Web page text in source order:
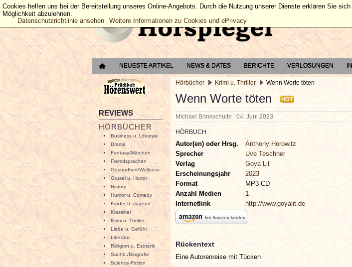
NEUESTE ARTIKEL NEWS & DATES BERICHTE VERLOSUNGEN
REVIEWS
HÖRBÜCHER
Business u. Lifestyle
Drama
Fantasy/Märchen
Fremdsprachen
Gesundheit/Wellness
Grusel u. Horror
History
Humor u. Comedy
Kinder u. Jugend
Klassiker
Krimi u. Thriller
Liebe u. Gefühl
Literatur
Religion u. Esoterik
Sachb./Biografie
Science-Fiction
Hörbücher Krimi u. Thriller Wenn Worte töten
Wenn Worte töten HOT
Michael Brinkschulte 04. Juni 2023
HÖRBUCH
Autor(en) oder Hrsg.
Anthony Horowitz
Sprecher
Uve Teschner
Verlag
Goya Lit
Erscheinungsjahr
2023
Format
MP3-CD
Anzahl Medien
1
Internetlink
http://www.goyalit.de
Rückentext
Eine Autorenreise mit Tücken
Cookies helfen uns bei der Bereitstellung unseres Online-Angebots. Durch die Nutzung unserer Dienste erklären Sie
Möglichkeit abzulehnen.
Datenschutzrichtlinie ansehen
Weitere Informationen zu Cookies und ePrivacy